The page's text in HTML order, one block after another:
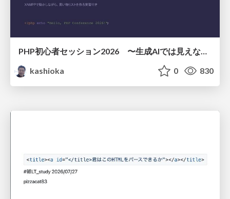
PHP初心者セッション2026 〜生成AIでは見えない裏側を知る：今だからLAMPを通して仕組みを学ぶ〜
kashioka
0 830